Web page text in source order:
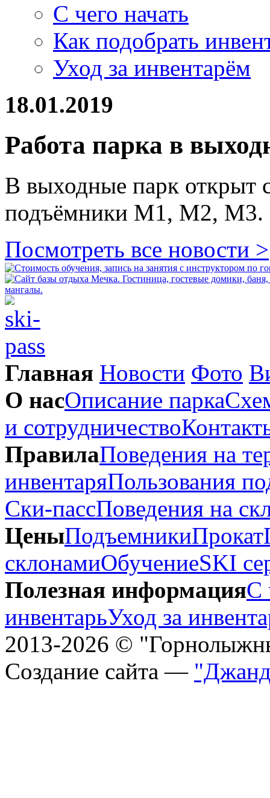
С чего начать
Как подобрать
Уход за инвентарём
18.01.2019
Работа парка в
В выходные парк открыт
подъёмники М1, М2, М3.
Посмотреть все новости >
Главная Новости Фото
О насОписание парка
и сотрудничество
ПравилаПоведения на
инвентаряПользования
Ски-пассПоведения на
ЦеныПодъемникиПрокат
склонамиОбучениеSKI
Полезная информацияС
инвентарьУход за
2013-2026 ©
Создание сайта —